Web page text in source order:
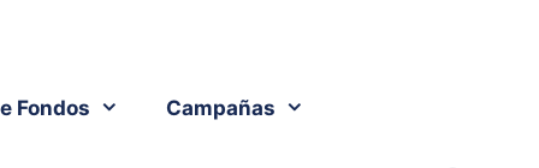
Fondos Campañas